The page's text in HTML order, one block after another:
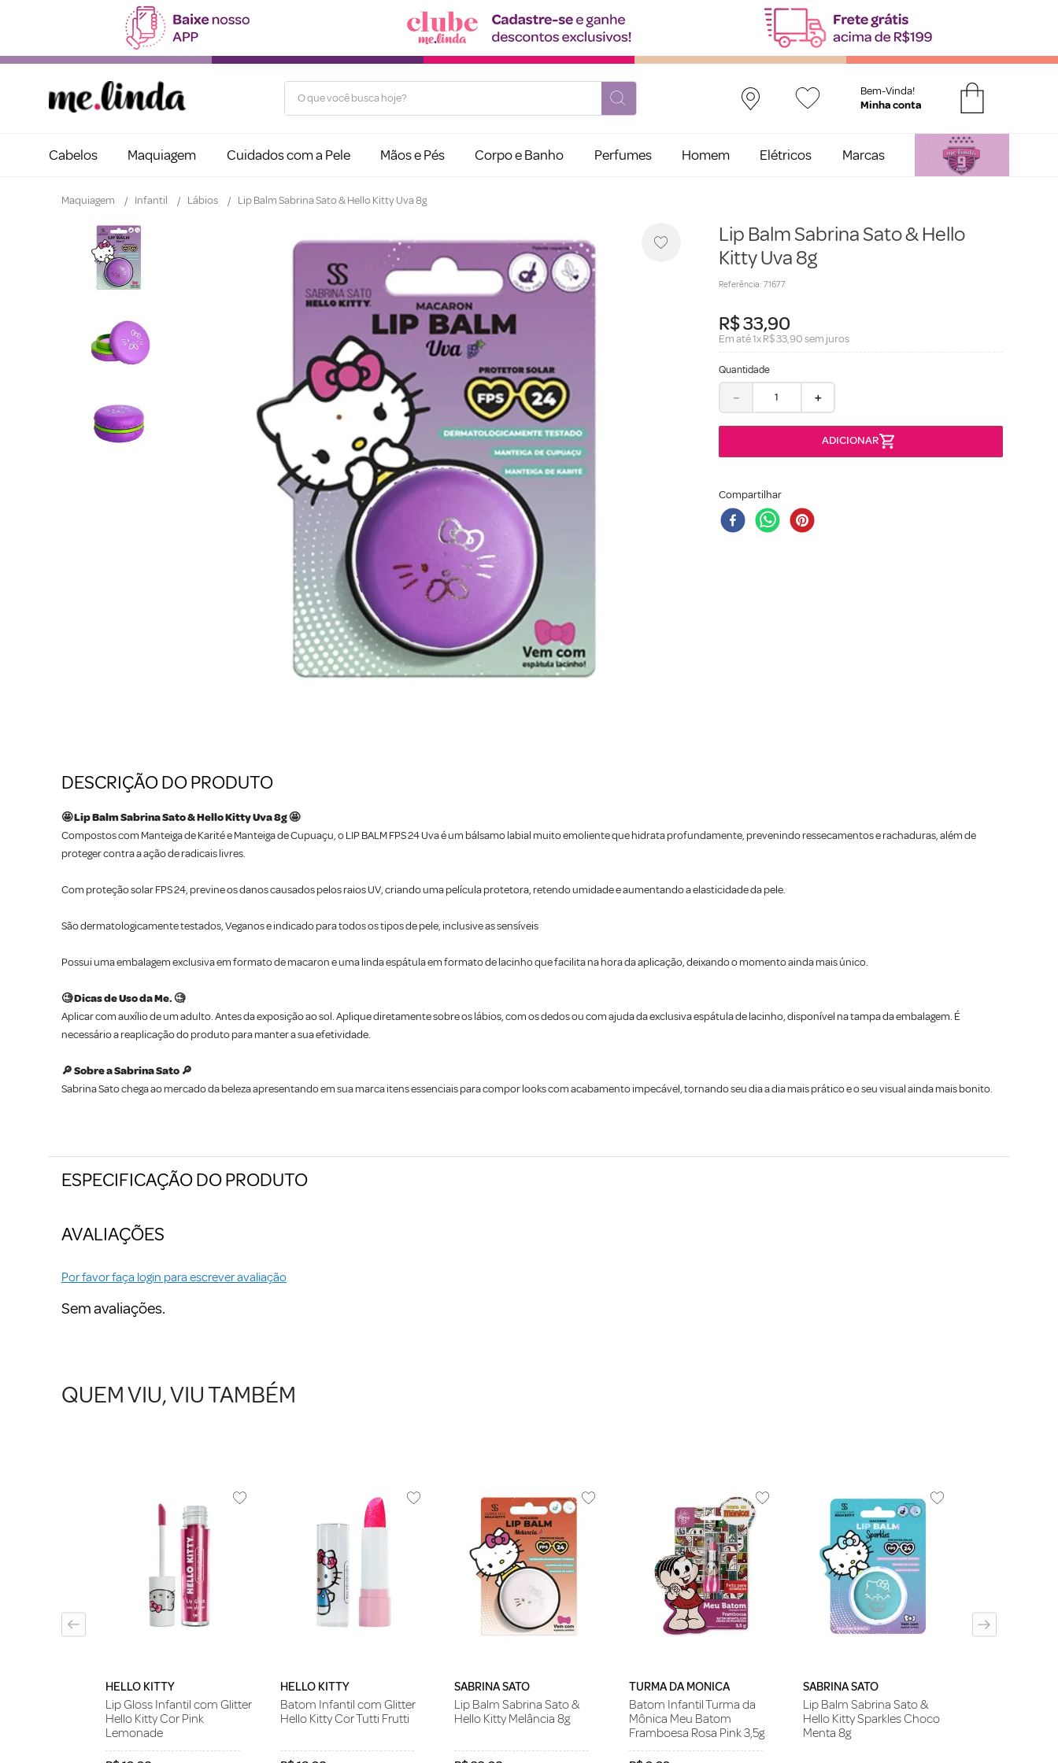
O que você busca hoje? Bem-Vinda!
Cabelos Maquiagem Cuidados com a Pele Mãos e Pés Corpo e Banho Perfumes Homem Elétricos Marcas
Maquiagem Infantil Lábios Lip Balm Sabrina Sato & Hello Kitty Uva 8g
Lip Balm Sabrina Sato & Hello
Kitty Uva 8g
Referência: 71677
R$33,90
Em até1xR$33,90sem juros
Quantidade
＋
－
Compartilhar
DESCRIÇÃO DO PRODUTO
🤩 Lip Balm Sabrina Sato & Hello Kitty Uva 8g 🤩
Compostos com Manteiga de Karité e Manteiga de Cupuaçu, o LIP BALM FPS 24 Uva é um bálsamo labial muito emoliente que hidrata profundamente, prevenindo ressecamentos e rachaduras, além de
proteger contra a ação de radicais livres.
Com proteção solar FPS 24, previne os danos causados pelos raios UV, criando uma película protetora, retendo umidade e aumentando a elasticidade da pele.
São dermatologicamente testados, Veganos e indicado para todos os tipos de pele, inclusive as sensíveis
Possui uma embalagem exclusiva em formato de macaron e uma linda espátula em formato de lacinho que facilita na hora da aplicação, deixando o momento ainda mais único.
🧐 Dicas de Uso da Me. 🧐
Aplicar com auxílio de um adulto. Antes da exposição ao sol. Aplique diretamente sobre os lábios, com os dedos ou com ajuda da exclusiva espátula de lacinho, disponível na tampa da embalagem. É
necessário a reaplicação do produto para manter a sua efetividade.
🔎 Sobre a Sabrina Sato 🔎
Sabrina Sato chega ao mercado da beleza apresentando em sua marca itens essenciais para compor looks com acabamento impecável, tornando seu dia a dia mais prático e o seu visual ainda mais bonito.
ESPECIFICAÇÃO DO PRODUTO
AVALIAÇÕES
Por favor faça login para escrever avaliação
Sem avaliações.
QUEM VIU, VIU TAMBÉM
HELLO KITTY
Lip Gloss Infantil com Glitter
Hello Kitty Cor Pink
Lemonade
HELLO KITTY
Batom Infantil com Glitter
Hello Kitty Cor Tutti Frutti
SABRINA SATO
Lip Balm Sabrina Sato &
Hello Kitty Melância 8g
TURMA DA MONICA
Batom Infantil Turma da
Mônica Meu Batom
Framboesa Rosa Pink 3,5g
SABRINA SATO
Lip Balm Sabrina Sato &
Hello Kitty Sparkles Choco
Menta 8g